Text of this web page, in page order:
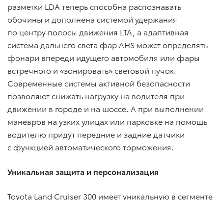
разметки LDA теперь способна распознавать
обочины и дополнена системой удержания
по центру полосы движения LTA, а адаптивная
система дальнего света фар AHS может определять
фонари впереди идущего автомобиля или фары
встречного и «зонировать» световой пучок.
Современные системы активной безопасности
позволяют снижать нагрузку на водителя при
движении в городе и на шоссе. А при выполнении
маневров на узких улицах или парковке на помощь
водителю придут передние и задние датчики
с функцией автоматического торможения.
Уникальная защита и персонализация
Toyota Land Cruiser 300 имеет уникальную в сегменте